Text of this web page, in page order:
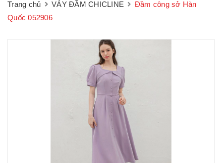
Trang chủ VÁY ĐẦM CHICLINE
Đầm công sở Hàn
Quốc 052906